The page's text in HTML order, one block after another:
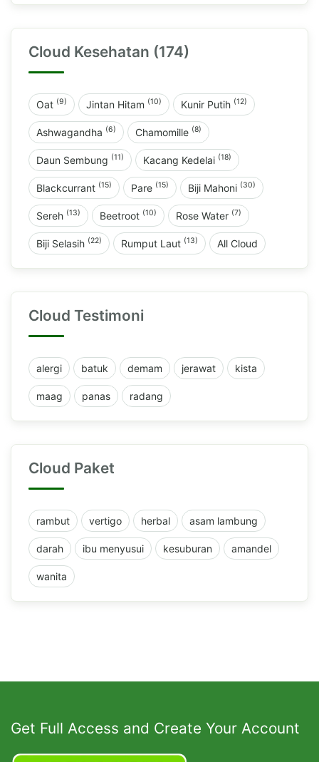
Cloud Kesehatan (174)
Oat (9) Jintan Hitam (10) Kunir Putih (12)
Ashwagandha (6) Chamomille (8)
Daun Sembung (11) Kacang Kedelai (18)
Blackcurrant (15) Pare (15) Biji Mahoni (30)
Sereh (13) Beetroot (10) Rose Water (7)
Biji Selasih (22) Rumput Laut (13) All Cloud
Cloud Testimoni
alergi batuk demam jerawat kista
maag panas radang
Cloud Paket
rambut vertigo herbal asam lambung
darah ibu menyusui kesuburan amandel
wanita
Get Full Access and Create Your Account